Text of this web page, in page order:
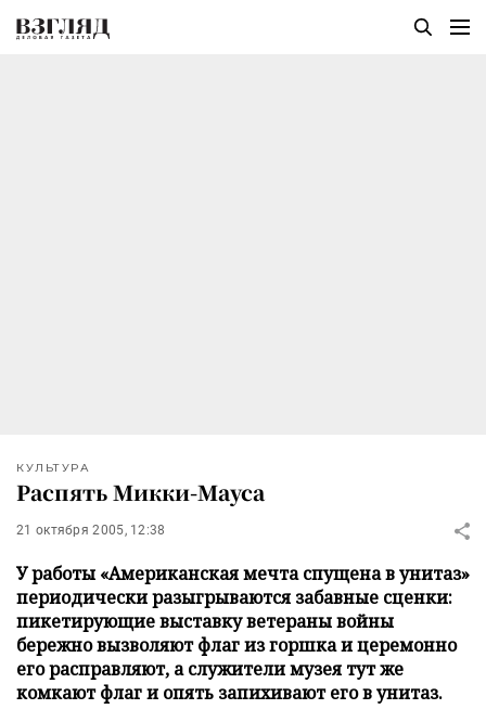
КУЛЬТУРА
Распять Микки-Мауса
21 октября 2005, 12:38
У работы «Американская мечта спущена в унитаз»
периодически разыгрываются забавные сценки:
пикетирующие выставку ветераны войны
бережно вызволяют флаг из горшка и церемонно
его расправляют, а служители музея тут же
комкают флаг и опять запихивают его в унитаз.